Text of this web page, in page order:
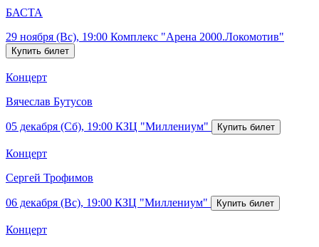
БАСТА
29 ноября (Вс), 19:00 Комплекс "Арена 2000.Локомотив"
Концерт
Вячеслав Бутусов
05 декабря (Сб), 19:00 КЗЦ "Миллениум"
Концерт
Сергей Трофимов
06 декабря (Вс), 19:00 КЗЦ "Миллениум"
Концерт